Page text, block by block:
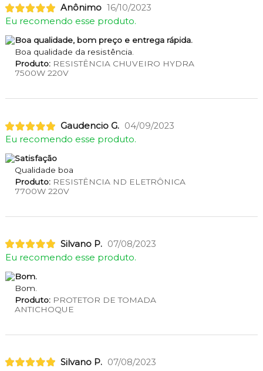
Anônimo 16/10/2023
Eu recomendo esse produto.
Boa qualidade, bom preço e entrega rápida.
Boa qualidade da resistência.
Produto:RESISTÊNCIA CHUVEIRO HYDRA
7500W 220V
Gaudencio G. 04/09/2023
Eu recomendo esse produto.
Satisfação
Qualidade boa
Produto:RESISTÊNCIA ND ELETRÔNICA
7700W 220V
Silvano P. 07/08/2023
Eu recomendo esse produto.
Bom.
Bom.
Produto:PROTETOR DE TOMADA
ANTICHOQUE
Silvano P. 07/08/2023